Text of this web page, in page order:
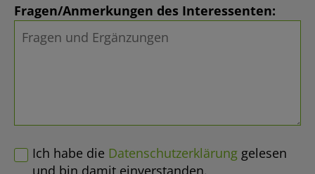
Fragen/Anmerkungen des Interessenten:
Ich habe die Datenschutzerklärung gelesen